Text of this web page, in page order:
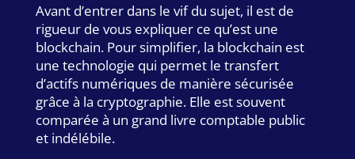
Avant d’entrer dans le vif du sujet, il est de
rigueur de vous expliquer ce qu’est une
blockchain. Pour simplifier, la blockchain est
une technologie qui permet le transfert
d’actifs numériques de manière sécurisée
grâce à la cryptographie. Elle est souvent
comparée à un grand livre comptable public
et indélébile.